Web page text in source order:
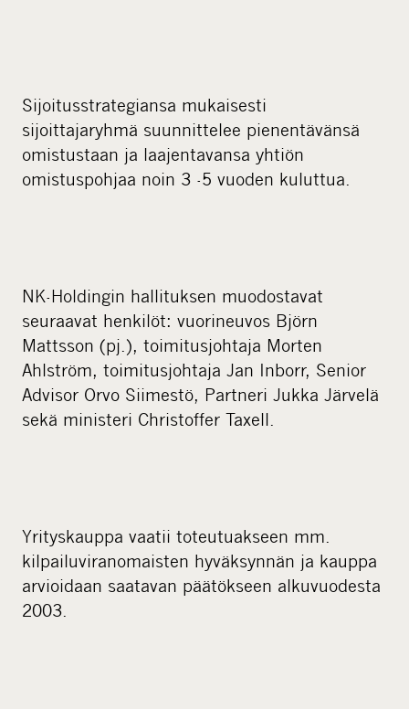
Sijoitusstrategiansa mukaisesti
sijoittajaryhmä suunnittelee pienentävänsä
omistustaan ja laajentavansa yhtiön
omistuspohjaa noin 3 -5 vuoden kuluttua.
NK-Holdingin hallituksen muodostavat
seuraavat henkilöt: vuorineuvos Björn
Mattsson (pj.), toimitusjohtaja Morten
Ahlström, toimitusjohtaja Jan Inborr, Senior
Advisor Orvo Siimestö, Partneri Jukka Järvelä
sekä ministeri Christoffer Taxell.
Yrityskauppa vaatii toteutuakseen mm.
kilpailuviranomaisten hyväksynnän ja kauppa
arvioidaan saatavan päätökseen alkuvuodesta
2003.